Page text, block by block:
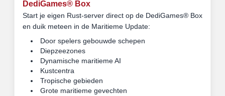
DediGames® Box
Start je eigen Rust-server direct op de DediGames® Box
en duik meteen in de Maritieme Update:
Door spelers gebouwde schepen
Diepzeezones
Dynamische maritieme AI
Kustcentra
Tropische gebieden
Grote maritieme gevechten